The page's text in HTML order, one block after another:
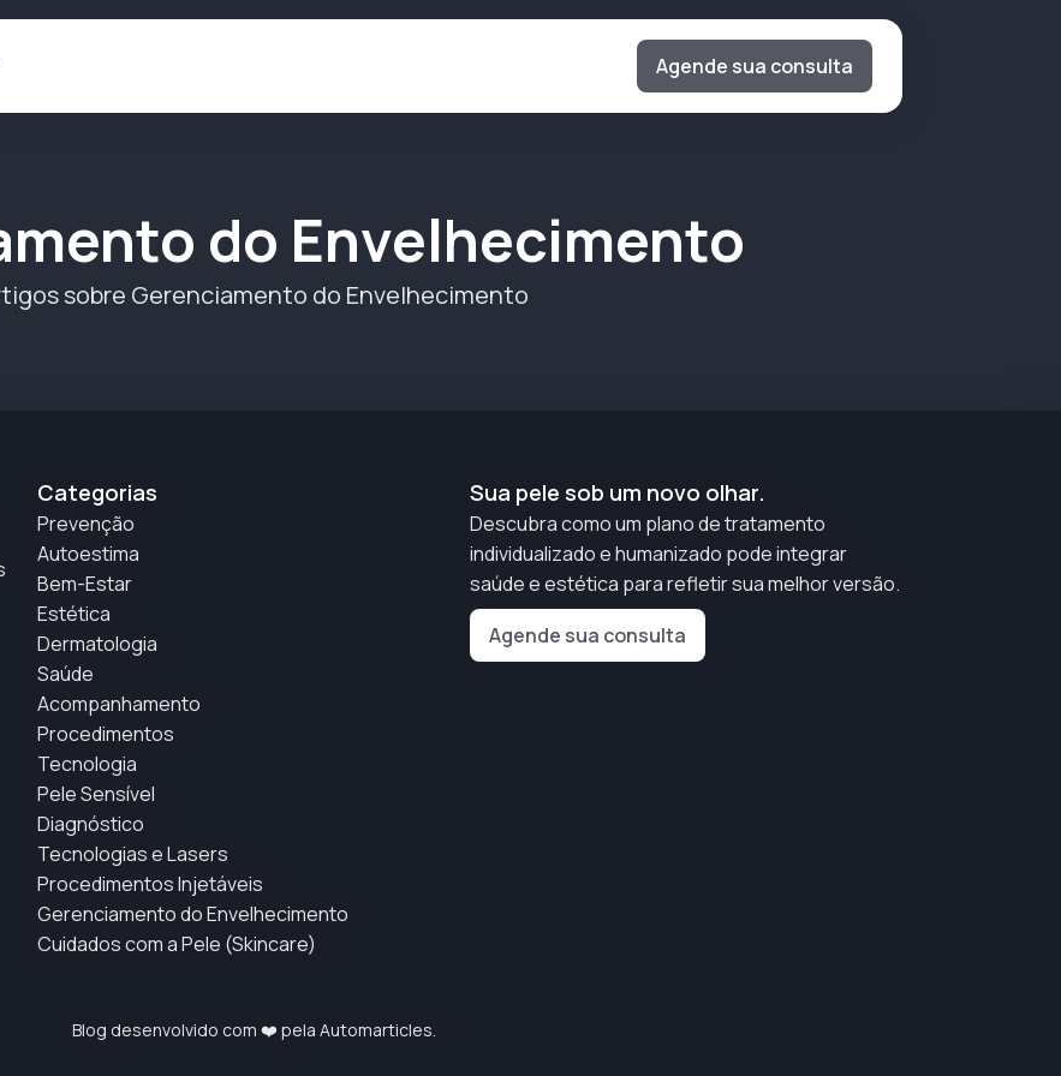
Agende sua consulta
do Envelhecimento
sobre Gerenciamento do Envelhecimento
Categorias
Prevenção
Autoestima
Bem-Estar
Estética
Dermatologia
Saúde
Acompanhamento
Procedimentos
Tecnologia
Pele Sensível
Diagnóstico
Tecnologias e Lasers
Procedimentos Injetáveis
Gerenciamento do Envelhecimento
Cuidados com a Pele (Skincare)
Sua pele sob um novo olhar.
Descubra como um plano de tratamento
individualizado e humanizado pode integrar
saúde e estética para refletir sua melhor versão.
Agende sua consulta
Blog desenvolvido com ❤️ pela Automarticles.